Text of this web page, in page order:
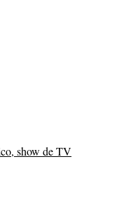
show de TV